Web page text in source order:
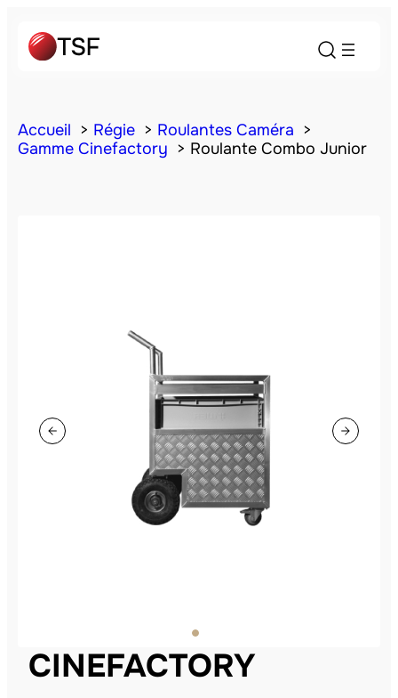
Accueil Régie
Roulantes Caméra
Gamme Cinefactory
Roulante Combo Junior
CINEFACTORY